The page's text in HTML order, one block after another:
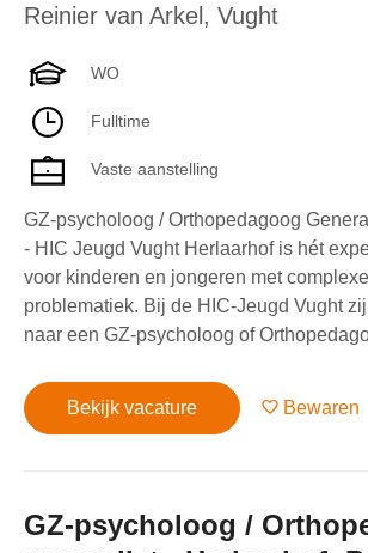
Reinier van Arkel , Vught
WO
Fulltime
Vaste aanstelling
GZ-psycholoog / Orthopedagoog
- HIC Jeugd Vught Herlaarhof is hét
voor kinderen en jongeren met
problematiek. Bij de HIC-Jeugd Vught
naar een GZ-psycholoog of
Bekijk vacature Bewaren
GZ-psycholoog /